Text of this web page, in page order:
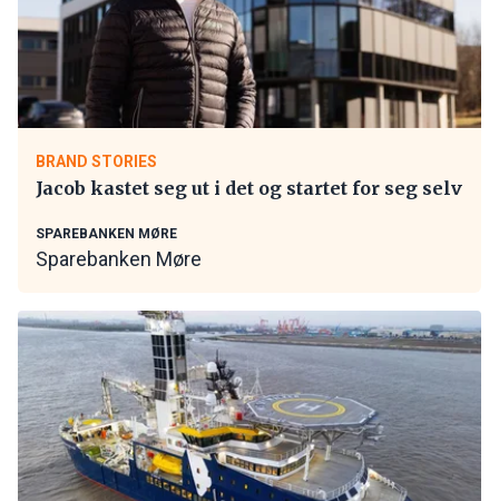
BRAND STORIES
Jacob kastet seg ut i det og startet for seg selv
SPAREBANKEN MØRE
Sparebanken Møre